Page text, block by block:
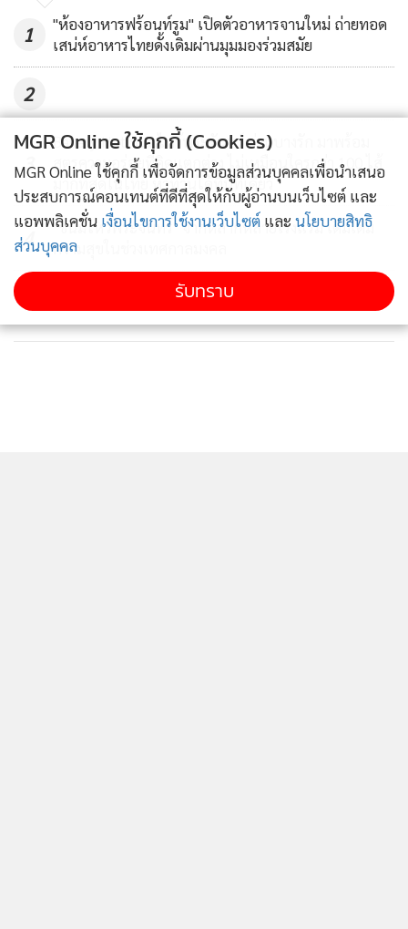
เที่ยวทิพย์ ไปกับ เคป แอนด์ แคนทารี โฮเทลส์ เปิดรับออเดอร์
ทุกวัน ตั้งแต่เวลา 09.30 - 18.30 น. สั่งอาหารเดลิเวอรีได้แล้วที่
LINE ID: @no43bistro หรือคลิกลิงค์ https://lin.ee/gzbCwQI
1
"ห้องอาหารฟร้อนท์รูม" เปิดตัวอาหารจานใหม่ ถ่ายทอด
เสน่ห์อาหารไทยดั้งเดิมผ่านมุมมองร่วมสมัย
2
3
Bakery Hut ขนมไหว้พระจันทร์ ย่านบางรัก มาพร้อม
สูตรความอร่อยที่คิดแตกต่าง ไม่เหมือนใครกว่า 100 ไส้
มากที่สุดในไทย หาทานได้ที่นี่ที่เดียว
4
"ขนมไหว้พระจันทร์" จากหลากหลายโรงแรม เติมเต็ม
ความสุขในช่วงเทศกาลมงคล
ข่าวอื่นในหมวด
MGR Online ใช้คุกกี้ (Cookies)
MGR Online ใช้คุกกี้ เพื่อจัดการข้อมูลส่วนบุคคลเพื่อนำเสนอ
ประสบการณ์คอนเทนต์ที่ดีที่สุดให้กับผู้อ่านบนเว็บไซต์ และ
แอพพลิเคชั่น เงื่อนไขการใช้งานเว็บไซต์ และ นโยบายสิทธิ
ส่วนบุคคล
รับทราบ